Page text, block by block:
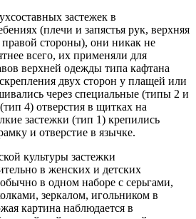
застежек в
(плечи и запястья рук, верхняя
правой стороны), они никак не
всего, их применяли для
верхней одежды типа кафтана
двух сторон у плащей или
через специальные (типы 2 и
4) отверстия в щитках на
застежки (тип 1) крепились
и отверстие в язычке.
культуры застежки
в женских и детских
в одном наборе с серьгами,
зеркалом, игольником в
картина наблюдается в